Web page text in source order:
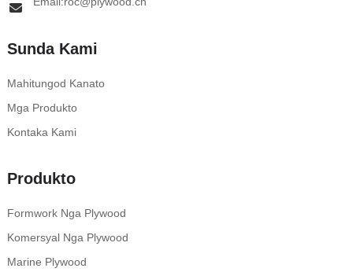
Sunda Kami
Mahitungod Kanato
Mga Produkto
Kontaka Kami
Produkto
Formwork Nga Plywood
Komersyal Nga Plywood
Marine Plywood